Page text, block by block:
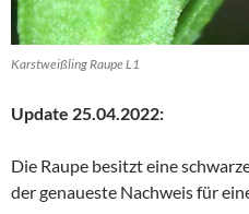
Karstweißling Raupe L1
Update 25.04.2022:
Die Raupe besitzt eine
der genaueste Nachweis für